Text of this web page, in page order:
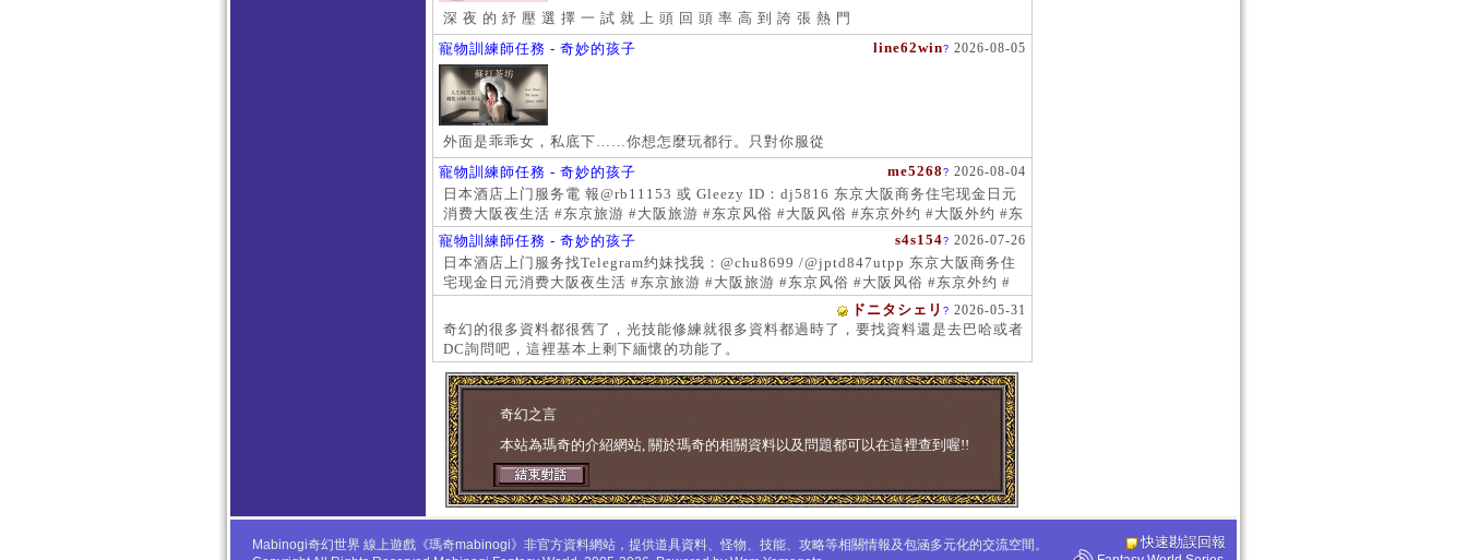
深 夜 的 紓 壓 選 擇 一 試 就 上 頭 回 頭 率 高 到 誇 張 熱 門
line62win? 2026-08-05
寵物訓練師任務 - 奇妙的孩子
外面是乖乖女，私底下……你想怎麼玩都行。只對你服從
me5268 ? 2026-08-04
寵物訓練師任務 - 奇妙的孩子
日本酒店上门服务電 報@rb11153 或 Gleezy ID：dj5816 东京大阪商务住宅现金日元
消费大阪夜生活 #东京旅游 #大阪旅游 #东京风俗 #大阪风俗 #东京外约 #大阪外约 #东
京上门服务 #大阪上门服务新宿风俗 #梅田风俗 #歌舞伎町 #日本女孩 #大阪女孩 #日
本萝莉 #大阪萝莉 #日本学生妹
s4s154? 2026-07-26
寵物訓練師任務 - 奇妙的孩子
日本酒店上门服务找Telegram约妹找我：@chu8699 /@jptd847utpp 东京大阪商务住
宅现金日元消费大阪夜生活 #东京旅游 #大阪旅游 #东京风俗 #大阪风俗 #东京外约 #
大阪外约 #东京上门服务 #大阪上门服务新宿风俗 #梅田风俗 #歌舞伎町 #心斋桥风俗
#日本女孩 #大阪女孩 #日本萝莉 #大阪萝莉 #日本学生妹
ドニタシェリ ? 2026-05-31
奇幻的很多資料都很舊了，光技能修練就很多資料都過時了，要找資料還是去巴哈或者
DC詢問吧，這裡基本上剩下緬懷的功能了。
奇幻之言
本站為瑪奇的介紹網站, 關於瑪奇的相關資料以及問題都可以在這裡查到喔!!
Mabinogi奇幻世界 線上遊戲《瑪奇mabinogi》非官方資料網站，提供道具資料、怪物、技能、攻略等相關情報及包涵多元化的交流空間。
快速勘誤回報